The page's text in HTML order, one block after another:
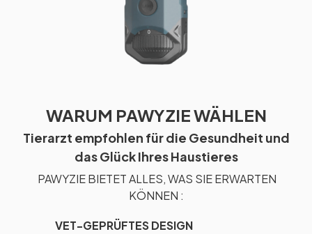
WARUM PAWYZIE WÄHLEN
Tierarzt empfohlen für die Gesundheit und
das Glück Ihres Haustieres
PAWYZIE BIETET ALLES, WAS SIE ERWARTEN
KÖNNEN :
VET-GEPRÜFTES DESIGN